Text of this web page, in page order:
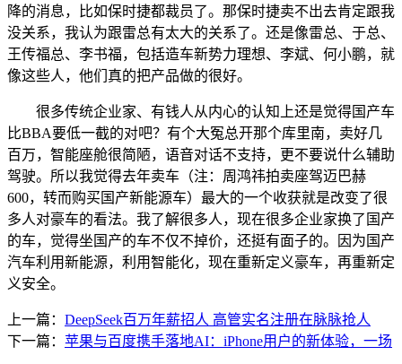
降的消息，比如保时捷都裁员了。那保时捷卖不出去肯定跟我
没关系，我认为跟雷总有太大的关系了。还是像雷总、于总、
王传福总、李书福，包括造车新势力理想、李斌、何小鹏，就
像这些人，他们真的把产品做的很好。
很多传统企业家、有钱人从内心的认知上还是觉得国产车
比BBA要低一截的对吧？有个大冤总开那个库里南，卖好几
百万，智能座舱很简陋，语音对话不支持，更不要说什么辅助
驾驶。所以我觉得去年卖车（注：周鸿祎拍卖座驾迈巴赫
600，转而购买国产新能源车）最大的一个收获就是改变了很
多人对豪车的看法。我了解很多人，现在很多企业家换了国产
的车，觉得坐国产的车不仅不掉价，还挺有面子的。因为国产
汽车利用新能源，利用智能化，现在重新定义豪车，再重新定
义安全。
上一篇： DeepSeek百万年薪招人 高管实名注册在脉脉抢人
下一篇： 苹果与百度携手落地AI：iPhone用户的新体验，一场